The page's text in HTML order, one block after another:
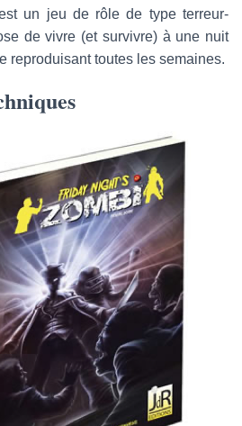
un jeu de rôle de type terreur-
de vivre (et survivre) à une nuit
reproduisant toutes les semaines.